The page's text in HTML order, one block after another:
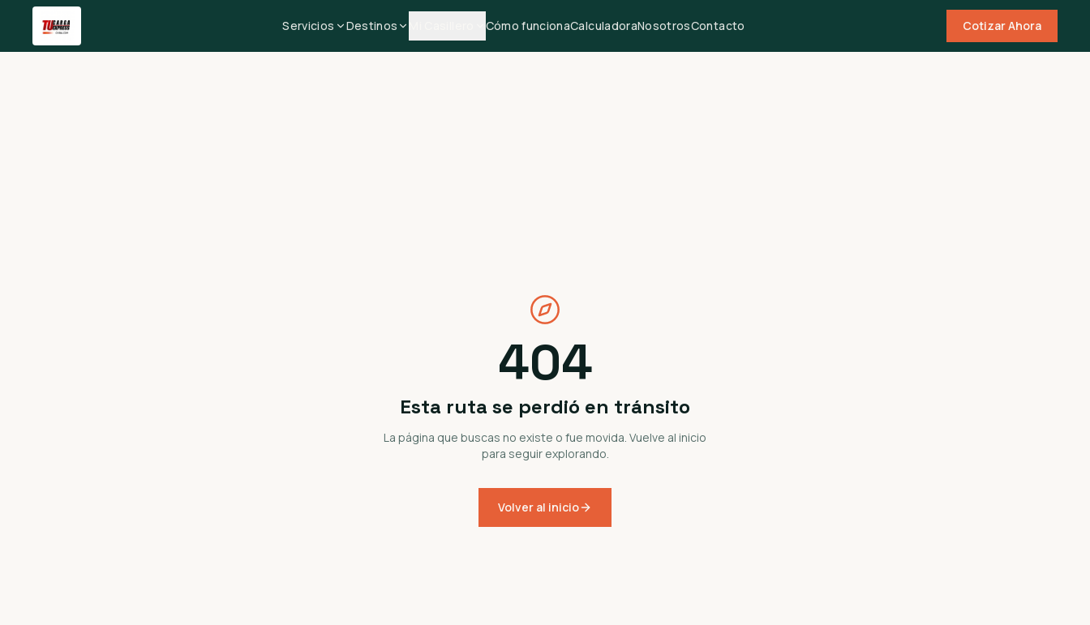
Servicios Destinos Cómo funcionaCalculadoraNosotrosContacto Cotizar Ahora
404
Esta ruta se perdió en tránsito
La página que buscas no existe o fue movida. Vuelve al inicio
para seguir explorando.
Volver al inicio